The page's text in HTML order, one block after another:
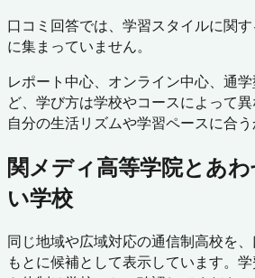
口コミ回答では、学習スタイルに関
に集まっていません。
レポート中心、オンライン中心、通
ど、学び方は学校やコースによって異
自分の生活リズムや学習ペースに合う
関メディ高等学院とあ
い学校
同じ地域や広域対応の通信制高校を
もとに候補として表示しています。